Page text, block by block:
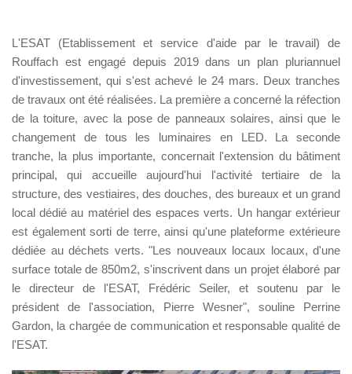
L'ESAT (Etablissement et service d'aide par le travail) de
Rouffach est engagé depuis 2019 dans un plan pluriannuel
d'investissement, qui s'est achevé le 24 mars. Deux tranches
de travaux ont été réalisées. La première a concerné la réfection
de la toiture, avec la pose de panneaux solaires, ainsi que le
changement de tous les luminaires en LED. La seconde
tranche, la plus importante, concernait l'extension du bâtiment
principal, qui accueille aujourd'hui l'activité tertiaire de la
structure, des vestiaires, des douches, des bureaux et un grand
local dédié au matériel des espaces verts. Un hangar extérieur
est également sorti de terre, ainsi qu'une plateforme extérieure
dédiée au déchets verts. "Les nouveaux locaux locaux, d'une
surface totale de 850m2, s'inscrivent dans un projet élaboré par
le directeur de l'ESAT, Frédéric Seiler, et soutenu par le
président de l'association, Pierre Wesner", souline Perrine
Gardon, la chargée de communication et responsable qualité de
l'ESAT.